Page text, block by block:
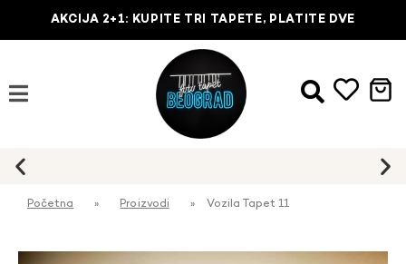
AKCIJA 2+1: KUPITE TRI TAPETE, PLATITE DVE
Početna » Proizvodi » Vozila Tapet 11